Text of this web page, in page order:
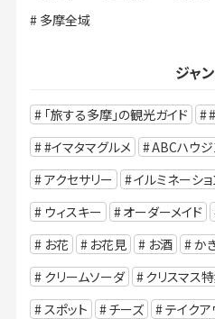
多摩全域
ジャ
「旅する多摩」の観光ガイド
#イマタマグルメ
ABCハウ
アクセサリー
イルミネーショ
ウィスキー
オーダーメイド
お花
お花見 お酒 か
クリームソーダ
クリスマス
スポット
チーズ テイクア